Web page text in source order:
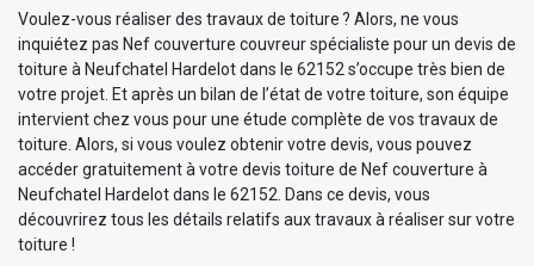
Voulez-vous réaliser des travaux de toiture ? Alors, ne vous
inquiétez pas Nef couverture couvreur spécialiste pour un devis de
toiture à Neufchatel Hardelot dans le 62152 s’occupe très bien de
votre projet. Et après un bilan de l’état de votre toiture, son équipe
intervient chez vous pour une étude complète de vos travaux de
toiture. Alors, si vous voulez obtenir votre devis, vous pouvez
accéder gratuitement à votre devis toiture de Nef couverture à
Neufchatel Hardelot dans le 62152. Dans ce devis, vous
découvrirez tous les détails relatifs aux travaux à réaliser sur votre
toiture !